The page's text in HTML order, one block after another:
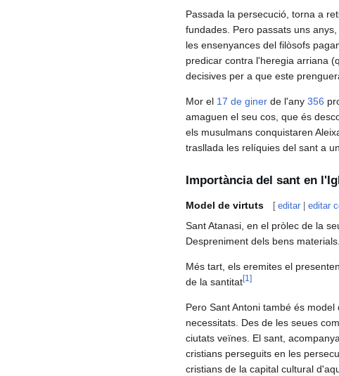
Passada la persecució, torna a
fundades. Pero passats uns
les ensenyances del filòsofs
predicar contra l'heregia arriana
decisives per a que este
Mor el 17 de giner de l'any 356
amaguen el seu cos, que és
els musulmans conquistaren
trasllada les relíquies del sant a
Importància del sant en
Model de virtuts [ editar |editar
Sant Atanasi, en el pròlec de la
Despreniment dels bens materials.
Més tart, els eremites el
de la santitat[1 ]
Pero Sant Antoni també és
necessitats. Des de les seues
ciutats veïnes. El sant,
cristians perseguits en les
cristians de la capital cultural